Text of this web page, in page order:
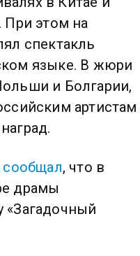
При этом на
спектакль
языке. В жюри
и Болгарии,
артистам
сообщал, что в
драмы
«Загадочный